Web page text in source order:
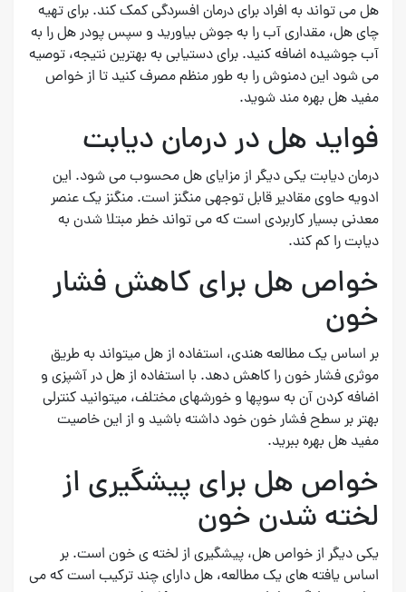
هل می تواند به افراد برای درمان افسردگی کمک کند. برای تهیه
چای هل، مقداری آب را به جوش بیاورید و سپس پودر هل را به
آب جوشیده اضافه کنید. برای دستیابی به بهترین نتیجه، توصیه
می شود این دمنوش را به طور منظم مصرف کنید تا از خواص
مفید هل بهره مند شوید.
فواید هل در درمان دیابت
درمان دیابت یکی دیگر از مزایای هل محسوب می شود. این
ادویه حاوی مقادیر قابل توجهی منگنز است. منگنز یک عنصر
معدنی بسیار کاربردی است که می تواند خطر مبتلا شدن به
دیابت را کم کند.
خواص هل برای کاهش فشار
خون
بر اساس یک مطالعه هندی، استفاده از هل میتواند به طریق
موثری فشار خون را کاهش دهد. با استفاده از هل در آشپزی و
اضافه کردن آن به سوپها و خورشهای مختلف، میتوانید کنترلی
بهتر بر سطح فشار خون خود داشته باشید و از این خاصیت
مفید هل بهره ببرید.
خواص هل برای پیشگیری از
لخته شدن خون
یکی دیگر از خواص هل، پیشگیری از لخته ی خون است. بر
اساس یافته های یک مطالعه، هل دارای چند ترکیب است که می